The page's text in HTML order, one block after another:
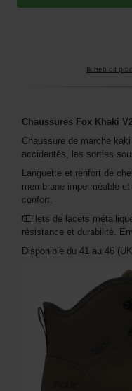
Ik heb dit
Chaussures Fox Khaki
Chaussure de marche
accidentés, les sorties
Languette et renfort de
membrane imperméable
confort.
Œillets de lacets
résistance et durabilité.
Disponible du 41 au 46